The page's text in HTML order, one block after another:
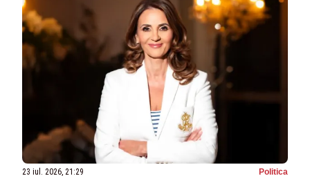
23 iul. 2026, 21:29 Politica